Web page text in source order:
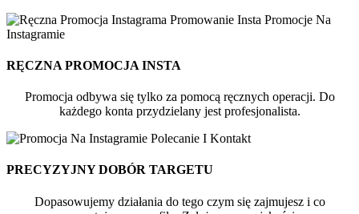
RĘCZNA PROMOCJA INSTA
Promocja odbywa się tylko za pomocą ręcznych operacji. Do
każdego konta przydzielany jest profesjonalista.
PRECYZYJNY DOBÓR TARGETU
Dopasowujemy działania do tego czym się zajmujesz i co